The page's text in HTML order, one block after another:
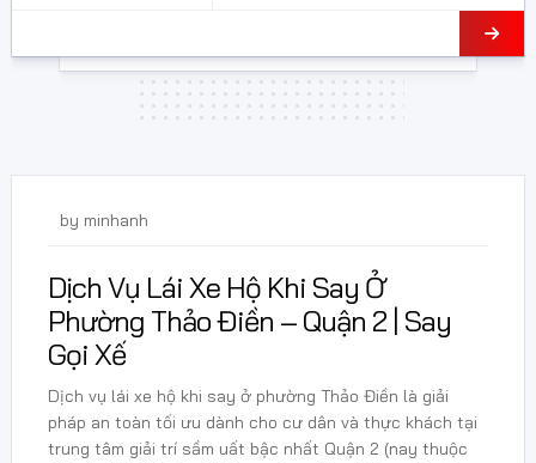
by minhanh
Dịch Vụ Lái Xe Hộ Khi Say Ở
Phường Thảo Điền – Quận 2 | Say
Gọi Xế
Dịch vụ lái xe hộ khi say ở phường Thảo Điền là giải
pháp an toàn tối ưu dành cho cư dân và thực khách tại
trung tâm giải trí sầm uất bậc nhất Quận 2 (nay thuộc